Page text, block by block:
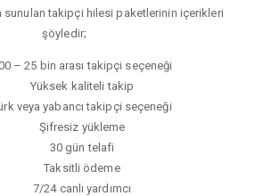
sunulan takipçi hilesi paketlerinin içerikleri
şöyledir;
– 25 bin arası takipçi seçeneği
Yüksek kaliteli takip
veya yabancı takipçi seçeneği
Şifresiz yükleme
30 gün telafi
Taksitli ödeme
7/24 canlı yardımcı